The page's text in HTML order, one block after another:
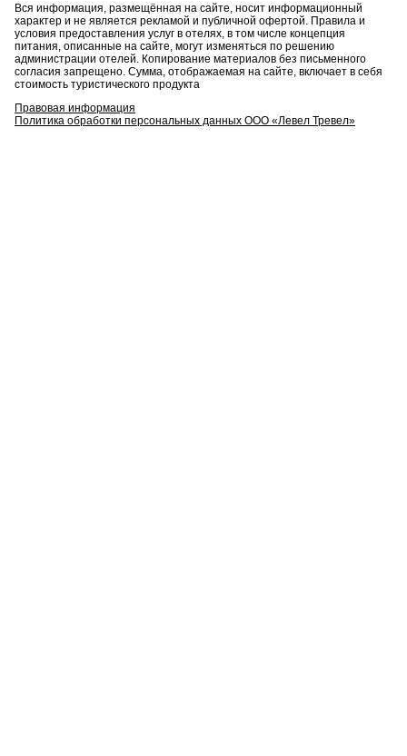
Вся информация, размещённая на сайте, носит информационный
характер и не является рекламой и публичной офертой. Правила и
условия предоставления услуг в отелях, в том числе концепция
питания, описанные на сайте, могут изменяться по решению
администрации отелей. Копирование материалов без письменного
согласия запрещено. Сумма, отображаемая на сайте, включает в себя
стоимость туристического продукта
Правовая информация
Политика обработки персональных данных ООО «Левел Тревел»